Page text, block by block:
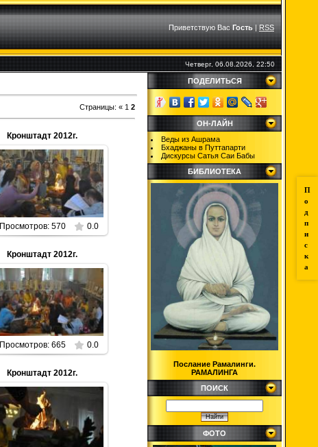
Приветствую Вас Гость|RSS
Четверг, 06.08.2026, 22:50
П
о
д
п
и
с
к
а
Страницы: « 1 2
Кронштадт 2012г.
01.01.2013
Parabrahman
Просмотров: 570 0.0
Кронштадт 2012г.
01.01.2013
Parabrahman
Просмотров: 665 0.0
Кронштадт 2012г.
01.01.2013
Parabrahman
ПОДЕЛИТЬСЯ
ОН-ЛАЙН
Веды из Ашрама
Бхаджаны в Путтапарти
Дискурсы Сатья Саи Бабы
БИБЛИОТЕКА
Послание Рамалинги.
РАМАЛИНГА
ПОИСК
ФОТО